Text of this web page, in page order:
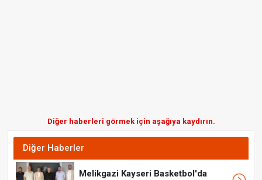
Diğer haberleri görmek için aşağıya kaydırın.
Diğer Haberler
Melikgazi Kayseri Basketbol'da